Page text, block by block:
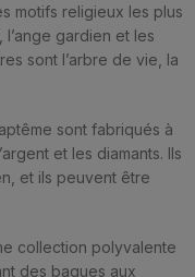
motifs religieux les plus
gardien et les
sont l’arbre de vie, la
sont fabriqués à
et les diamants. Ils
et ils peuvent être
collection polyvalente
des bagues aux